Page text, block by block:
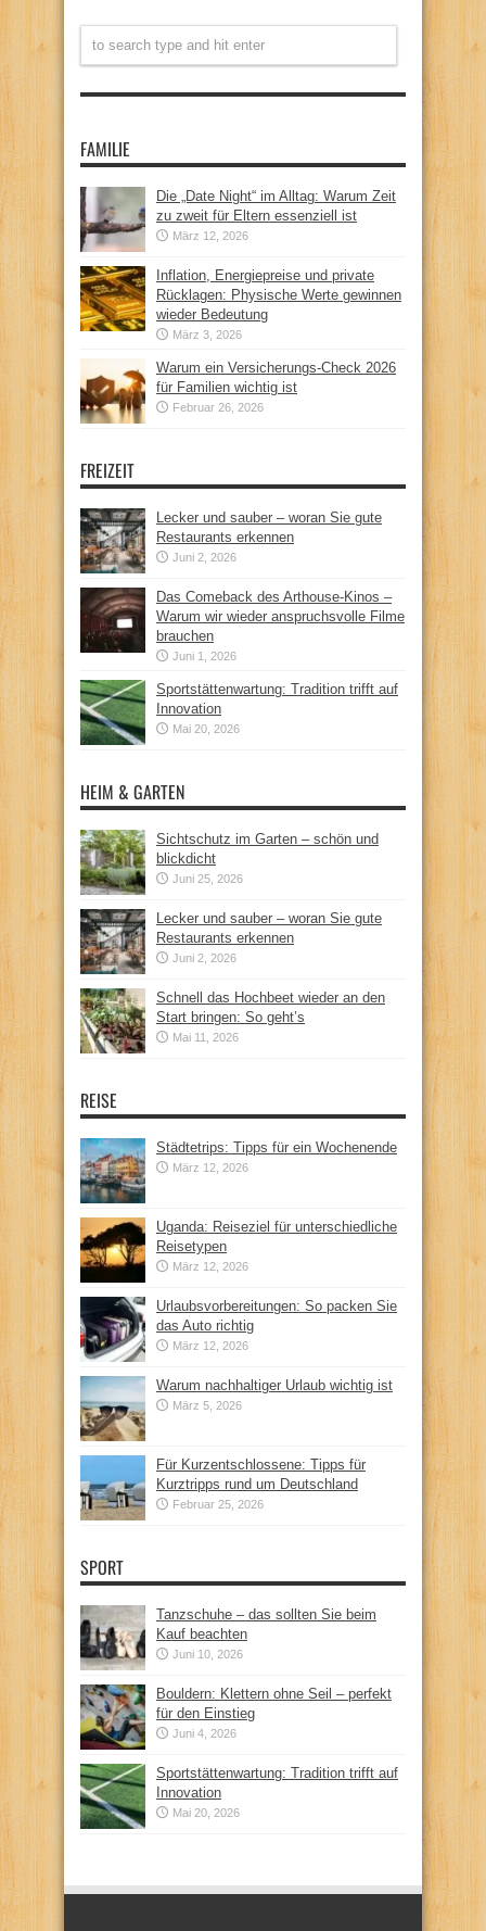
FAMILIE
Die „Date Night“ im Alltag: Warum Zeit
zu zweit für Eltern essenziell ist
März 12, 2026
Inflation, Energiepreise und private
Rücklagen: Physische Werte gewinnen
wieder Bedeutung
März 3, 2026
Warum ein Versicherungs-Check 2026
für Familien wichtig ist
Februar 26, 2026
FREIZEIT
Lecker und sauber – woran Sie gute
Restaurants erkennen
Juni 2, 2026
Das Comeback des Arthouse-Kinos –
Warum wir wieder anspruchsvolle Filme
brauchen
Juni 1, 2026
Sportstättenwartung: Tradition trifft auf
Innovation
Mai 20, 2026
HEIM & GARTEN
Sichtschutz im Garten – schön und
blickdicht
Juni 25, 2026
Lecker und sauber – woran Sie gute
Restaurants erkennen
Juni 2, 2026
Schnell das Hochbeet wieder an den
Start bringen: So geht’s
Mai 11, 2026
REISE
Städtetrips: Tipps für ein Wochenende
März 12, 2026
Uganda: Reiseziel für unterschiedliche
Reisetypen
März 12, 2026
Urlaubsvorbereitungen: So packen Sie
das Auto richtig
März 12, 2026
Warum nachhaltiger Urlaub wichtig ist
März 5, 2026
Für Kurzentschlossene: Tipps für
Kurztripps rund um Deutschland
Februar 25, 2026
SPORT
Tanzschuhe – das sollten Sie beim
Kauf beachten
Juni 10, 2026
Bouldern: Klettern ohne Seil – perfekt
für den Einstieg
Juni 4, 2026
Sportstättenwartung: Tradition trifft auf
Innovation
Mai 20, 2026